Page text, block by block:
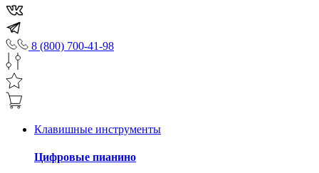
8 (800) 700-41-98
Клавишные инструменты
Цифровые пианино